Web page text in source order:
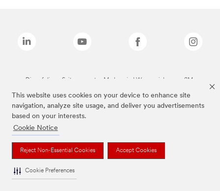
This website uses cookies on your device to enhance site
navigation, analyze site usage, and deliver you advertisements
based on your interests.
Cookie Notice
Reject Non-Essential Cookies Accept Cookies
Cookie Preferences
Die auf dieser Seite genannten Marken sind Warenzeichen von 3M.